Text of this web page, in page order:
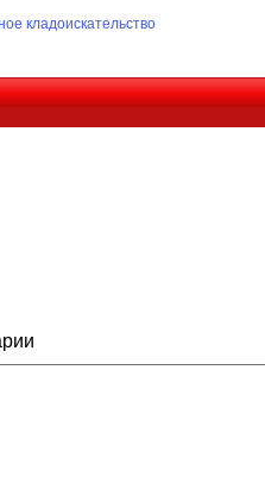
кладоискательство